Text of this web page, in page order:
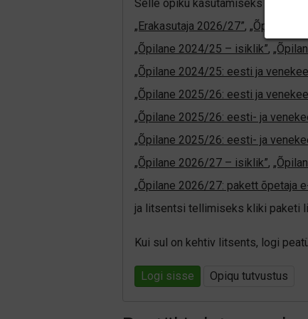
Selle õpiku kasutamiseks on vaja
„Erakasutaja 2026/27”, „Õpilane
„Õpilane 2024/25 – isiklik”,
„Õpilane 2024/25: eesti ja
„Õpilane 2025/26: eesti ja
„Õpilane 2025/26: eesti- ja
„Õpilane 2025/26: eesti- ja
„Õpilane 2026/27 – isiklik”,
„Õpilane 2026/27: pakett õpetaja
ja litsentsi tellimiseks kliki paketi
Kui sul on kehtiv litsents, logi
Logi sisse Opiqu tutvustus